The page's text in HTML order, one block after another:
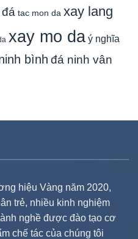
tac mon da xay lang
xay mo da ý nghĩa
bình đá ninh vân
hiệu Vàng năm 2020,
trẻ, nhiều kinh nghiệm
nghề được đào tạo cơ
chế tác của chúng tôi